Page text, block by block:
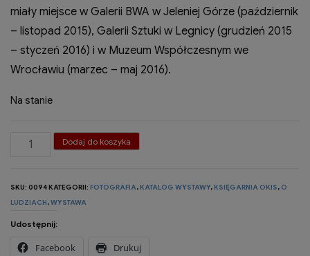
miały miejsce w Galerii BWA w Jeleniej Górze (październik
– listopad 2015), Galerii Sztuki w Legnicy (grudzień 2015
– styczeń 2016) i w Muzeum Współczesnym we
Wrocławiu (marzec – maj 2016).
Na stanie
ilość
-
katalog
Dodaj do koszyka
SKU: 0094KATEGORII: FOTOGRAFIA, KATALOG WYSTAWY, KSIĘGARNIA OKIS, O
LUDZIACH,WYSTAWA
Udostępnij:
Facebook Drukuj